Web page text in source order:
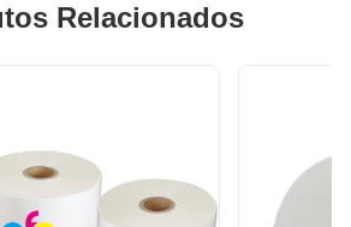
Relacionados